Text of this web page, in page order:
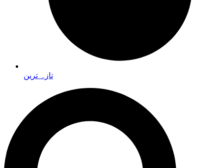
تازہ ترین